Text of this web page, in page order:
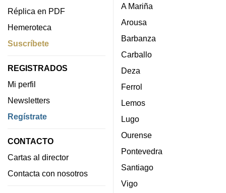
Réplica en PDF
Hemeroteca
Suscríbete
REGISTRADOS
Mi perfil
Newsletters
Regístrate
CONTACTO
Cartas al director
Contacta con nosotros
A Mariña
Arousa
Barbanza
Carballo
Deza
Ferrol
Lemos
Lugo
Ourense
Pontevedra
Santiago
Vigo